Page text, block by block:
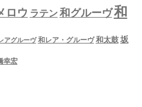
ロウ ラテン 和グルーヴ和
アグルーヴ 和レア・グルーヴ 和太鼓坂
幸宏